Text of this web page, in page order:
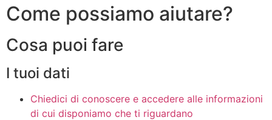
Come possiamo aiutare?
Cosa puoi fare
I tuoi dati
Chiedici di conoscere e accedere alle informazioni
di cui disponiamo che ti riguardano